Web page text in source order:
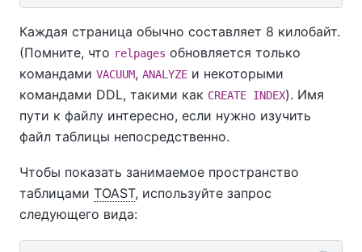
Каждая страница обычно составляет 8 килобайт.
(Помните, что relpages обновляется только
командами VACUUM, ANALYZE и некоторыми
командами DDL, такими как CREATE INDEX). Имя
пути к файлу интересно, если нужно изучить
файл таблицы непосредственно.
Чтобы показать занимаемое пространство
таблицами TOAST, используйте запрос
следующего вида: